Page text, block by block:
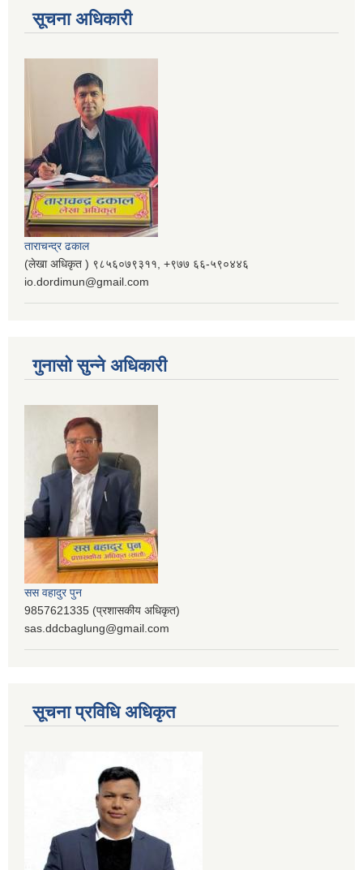
सूचना अधिकारी
ताराचन्द्र ढकाल
(लेखा अधिकृत ) ९८५६०७९३११, ‌‍‍+९७७ ६६-५९०४४६
io.dordimun@gmail.com
गुनासो सुन्ने अधिकारी
सस वहादुर पुन
9857621335 (प्रशासकीय अधिकृत)
sas.ddcbaglung@gmail.com
सूचना प्रविधि अधिकृत